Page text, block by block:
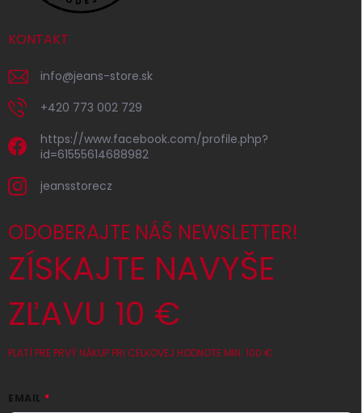
KONTAKT
info@jeans-store.sk
+420 773 002 729
https://www.facebook.com/profile.php?
id=61555614688982
jeansstorecz
ODOBERAJTE NÁŠ NEWSLETTER!
ZÍSKAJTE NAVYŠE
ZĽAVU 10 €
PLATÍ PRE PRVÝ NÁKUP PRI CELKOVEJ HODNOTE MIN. 100 €
EMAIL